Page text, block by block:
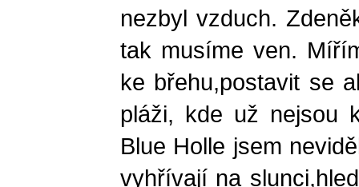
nezbyl vzduch.
tak musíme ven.
ke břehu,postavit se
pláži, kde už nejsou
Blue Holle jsem
vyhřívají na